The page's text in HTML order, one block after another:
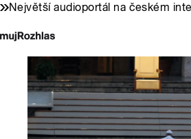
Největší audioportál na českém